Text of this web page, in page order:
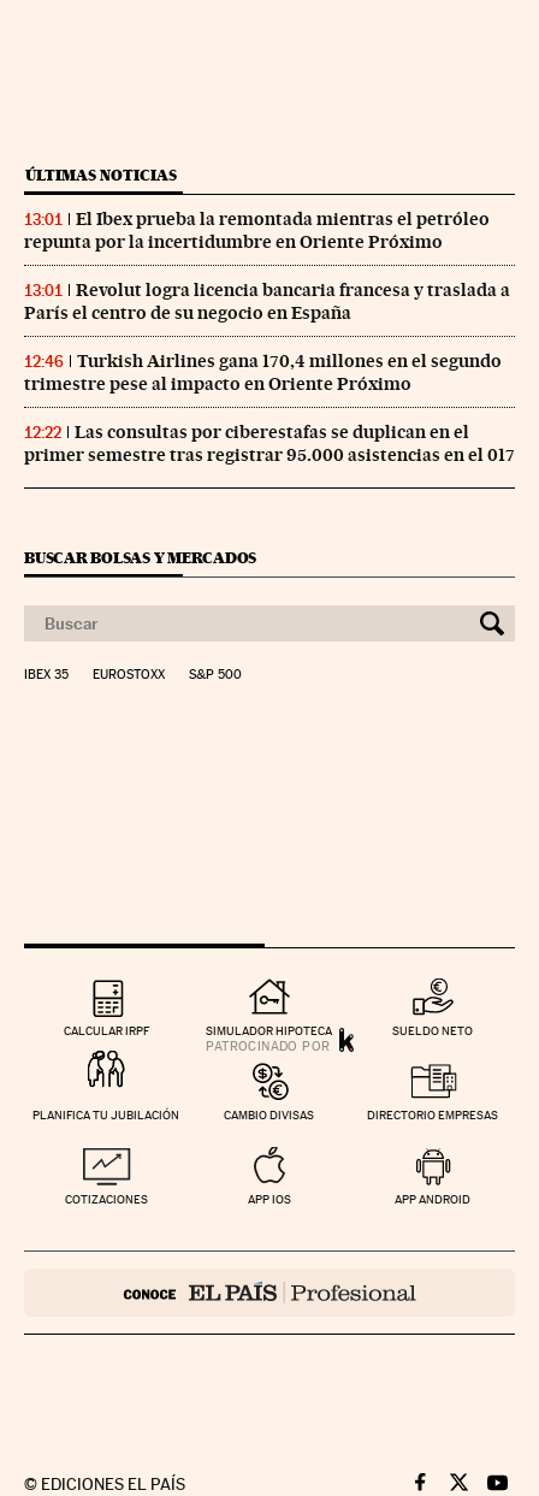
ÚLTIMAS NOTICIAS
13:01
El Ibex prueba la remontada mientras el petróleo
repunta por la incertidumbre en Oriente Próximo
13:01
Revolut logra licencia bancaria francesa y traslada a
París el centro de su negocio en España
12:46
Turkish Airlines gana 170,4 millones en el segundo
trimestre pese al impacto en Oriente Próximo
12:22
Las consultas por ciberestafas se duplican en el
primer semestre tras registrar 95.000 asistencias en el 017
BUSCAR BOLSAS Y MERCADOS
IBEX 35 EUROSTOXX S&P 500
CALCULAR IRPF SIMULADOR HIPOTECA SUELDO NETO
PLANIFICA TU JUBILACIÓN CAMBIO DIVISAS DIRECTORIO EMPRESAS
COTIZACIONES APP IOS APP ANDROID
© EDICIONES EL PAÍS Cinco Días en
Cinco Días
Cinco